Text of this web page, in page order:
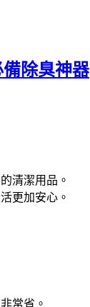
除臭神器
清潔用品。
更加安心。
常省。